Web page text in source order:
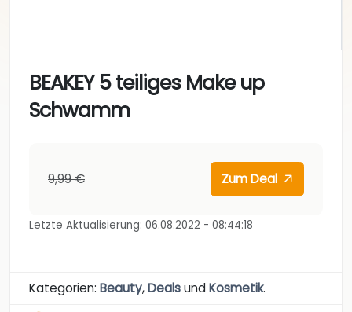
BEAKEY 5 teiliges Make up
Schwamm
9,99 € Zum Deal
Letzte Aktualisierung: 06.08.2022 - 08:44:18
Kategorien: Beauty,DealsundKosmetik.